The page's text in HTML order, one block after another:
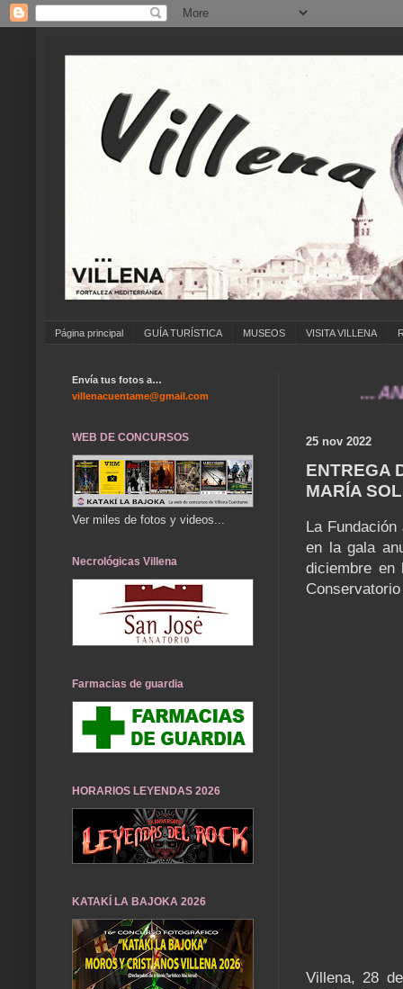
Página principal GUÍA TURÍSTICA MUSEOS VISITA VILLENA
... ANÍMATE
25 nov 2022
ENTREGA
MARÍA
La
en la gala
diciembre en
Villena, 28
Envía tus fotos a…
villenacuentame@gmail.com
WEB DE CONCURSOS
Ver miles de fotos y videos...
Necrológicas Villena
Farmacias de guardia
HORARIOS LEYENDAS 2026
KATAKÍ LA BAJOKA 2026